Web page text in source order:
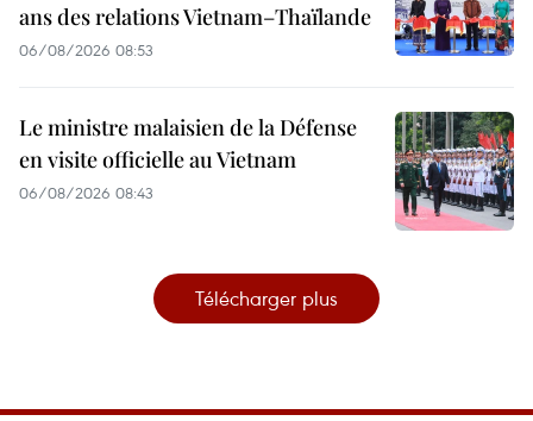
ans des relations Vietnam–Thaïlande
06/08/2026 08:53
Le ministre malaisien de la Défense
en visite officielle au Vietnam
06/08/2026 08:43
Télécharger plus